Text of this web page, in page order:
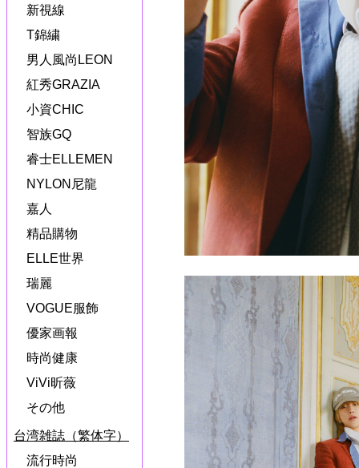
新視線
T錦繍
男人風尚LEON
紅秀GRAZIA
小資CHIC
智族GQ
睿士ELLEMEN
NYLON尼龍
嘉人
精品購物
ELLE世界
瑞麗
VOGUE服飾
優家画報
時尚健康
ViVi昕薇
その他
台湾雑誌（繁体字）
流行時尚